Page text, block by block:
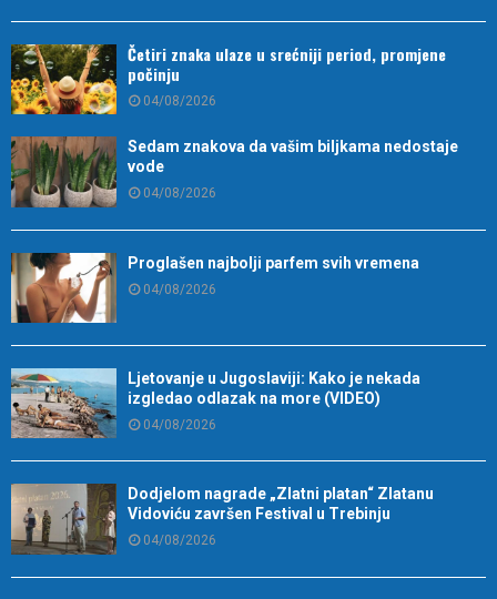
Četiri znaka ulaze u srećniji period, promjene
počinju
04/08/2026
Sedam znakova da vašim biljkama nedostaje
vode
04/08/2026
Proglašen najbolji parfem svih vremena
04/08/2026
Ljetovanje u Jugoslaviji: Kako je nekada
izgledao odlazak na more (VIDEO)
04/08/2026
Dodjelom nagrade „Zlatni platan“ Zlatanu
Vidoviću završen Festival u Trebinju
04/08/2026